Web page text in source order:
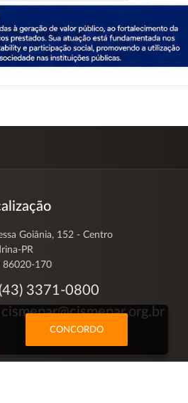
Goiânia, 152 - Centro
PR
86020-170
3371-0800
cismepar@cismepar.org.br
CONCORDO